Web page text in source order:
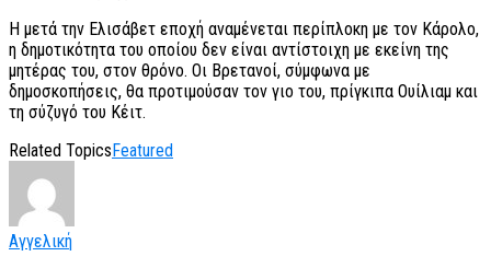
Η μετά την Ελισάβετ εποχή αναμένεται περίπλοκη με τον Κάρολο,
η δημοτικότητα του οποίου δεν είναι αντίστοιχη με εκείνη της
μητέρας του, στον θρόνο. Οι Βρετανοί, σύμφωνα με
δημοσκοπήσεις, θα προτιμούσαν τον γιο του, πρίγκιπα Ουίλιαμ και
τη σύζυγό του Κέιτ.
Related Topics Featured
Αγγελική